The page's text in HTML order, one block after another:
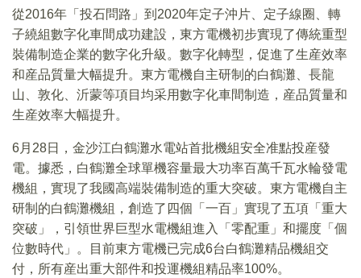
從2016年「投石問路」到2020年定子沖片、定子線圈、轉
子繞組數字化車間成功建設，東方電機初步實現了傳統重型
裝備制造企業的數字化升級。數字化轉型，促進了生産效率
和産品質量大幅提升。東方電機自主研制的白鶴灘、長龍
山、敦化、沂蒙等項目均采用數字化車間制造，産品質量和
生産效率大幅提升。
6月28日，金沙江白鶴灘水電站首批機組安全准點投産發
電。據悉，白鶴灘全球單機容量最大功率百萬千瓦水輪發電
機組，實現了我國高端裝備制造的重大突破。東方電機自主
研制的白鶴灘機組，創造了四個「一百」實現了五項「重大
突破」，引領世界巨型水電機組進入「零配重」和擺度「個
位數時代」。目前東方電機已完成6台白鶴灘精品機組交
付，所有産出重大部件和投運機組精品率100%。